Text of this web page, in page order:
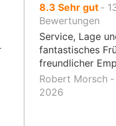
8.3 von
10,
Sehr gut ‐
Bewertungen
Service, Lage
fantastisches
freundlicher
Robert Morsch
2026